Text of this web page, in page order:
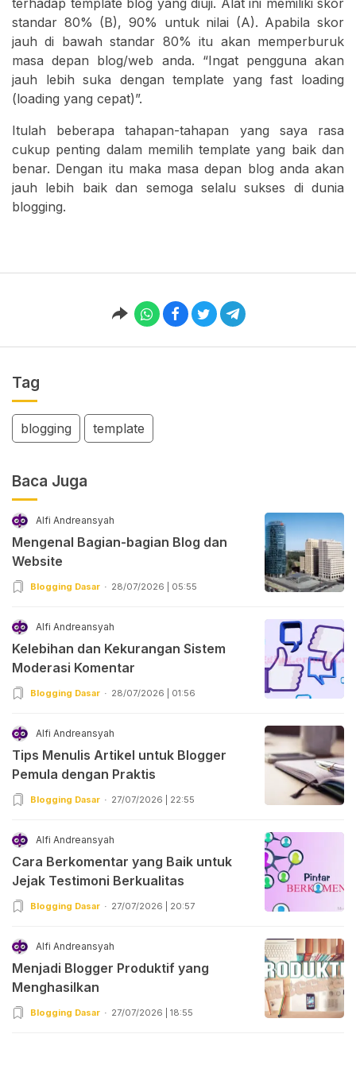
standar 80% (B), 90% untuk nilai (A). Apabila skor
jauh di bawah standar 80% itu akan memperburuk
masa depan blog/web anda. “Ingat pengguna akan
jauh lebih suka dengan template yang fast loading
(loading yang cepat)”.
Itulah beberapa tahapan-tahapan yang saya rasa
cukup penting dalam memilih template yang baik dan
benar. Dengan itu maka masa depan blog anda akan
jauh lebih baik dan semoga selalu sukses di dunia
blogging.
Tag
blogging template
Baca Juga
Alfi Andreansyah
Mengenal Bagian-bagian Blog dan
Website
Blogging Dasar 28/07/2026 | 05:55
Alfi Andreansyah
Kelebihan dan Kekurangan Sistem
Moderasi Komentar
Blogging Dasar 28/07/2026 | 01:56
Alfi Andreansyah
Tips Menulis Artikel untuk Blogger
Pemula dengan Praktis
Blogging Dasar 27/07/2026 | 22:55
Alfi Andreansyah
Cara Berkomentar yang Baik untuk
Jejak Testimoni Berkualitas
Blogging Dasar 27/07/2026 | 20:57
Alfi Andreansyah
Menjadi Blogger Produktif yang
Menghasilkan
Blogging Dasar 27/07/2026 | 18:55